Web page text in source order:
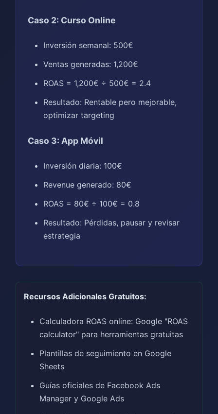
Caso 2: Curso Online
Inversión semanal: 500€
Ventas generadas: 1,200€
ROAS = 1,200€ ÷ 500€ = 2.4
Resultado: Rentable pero mejorable,
optimizar targeting
Caso 3: App Móvil
Inversión diaria: 100€
Revenue generado: 80€
ROAS = 80€ ÷ 100€ = 0.8
Resultado: Pérdidas, pausar y revisar
estrategia
Recursos Adicionales Gratuitos:
Calculadora ROAS online: Google "ROAS
calculator" para herramientas gratuitas
Plantillas de seguimiento en Google
Sheets
Guías oficiales de Facebook Ads
Manager y Google Ads